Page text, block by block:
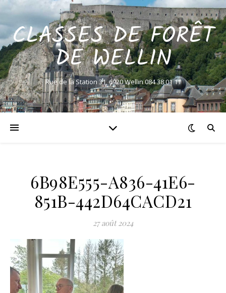
CLASSES DE FORÊT
DE WELLIN
Rue de la Station 31, 6920 Wellin 084 38 01 11
6B98E555-A836-41E6-
851B-442D64CACD21
27 août 2024